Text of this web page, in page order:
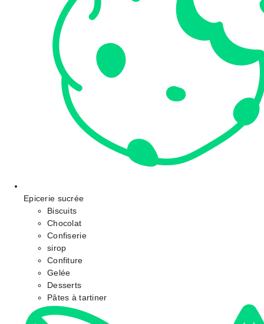
Epicerie sucrée
Biscuits
Chocolat
Confiserie
sirop
Confiture
Gelée
Desserts
Pâtes à tartiner